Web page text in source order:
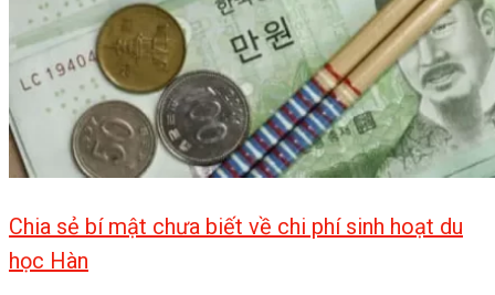
Chia sẻ bí mật chưa biết về chi phí sinh hoạt du
học Hàn